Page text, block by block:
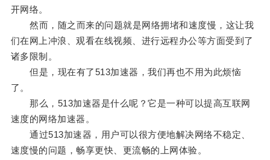
开网络。
然而，随之而来的问题就是网络拥堵和速度慢，这让我
们在网上冲浪、观看在线视频、进行远程办公等方面受到了
诸多限制。
但是，现在有了513加速器，我们再也不用为此烦恼
了。
那么，513加速器是什么呢？它是一种可以提高互联网
速度的网络加速器。
通过513加速器，用户可以很方便地解决网络不稳定、
速度慢的问题，畅享更快、更流畅的上网体验。